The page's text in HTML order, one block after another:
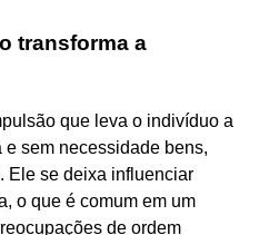
transforma a
que leva o indivíduo a
sem necessidade bens,
Ele se deixa influenciar
o que é comum em um
de ordem